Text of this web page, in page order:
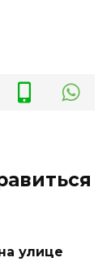
улице